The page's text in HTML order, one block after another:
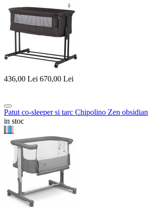
436,00 Lei 670,00 Lei
Patut co-sleeper si tarc Chipolino Zen obsidian
in stoc